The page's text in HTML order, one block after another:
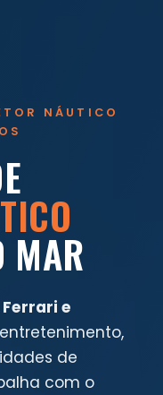
NÁUTICO
MAR
e
de
com o